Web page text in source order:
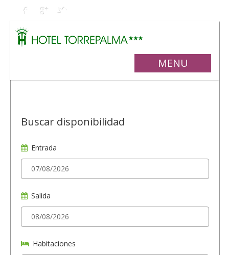
MENU
Buscar disponibilidad
Entrada
Salida
Habitaciones